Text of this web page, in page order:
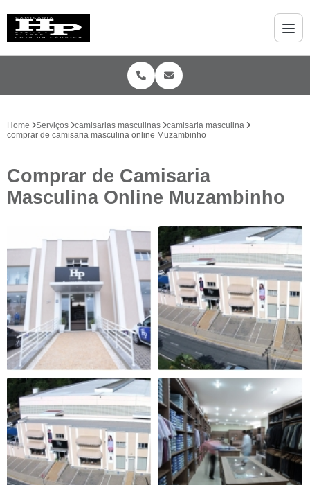
Home Serviços camisarias masculinas
camisaria masculina
comprar de camisaria masculina online Muzambinho
Comprar de Camisaria
Masculina Online Muzambinho